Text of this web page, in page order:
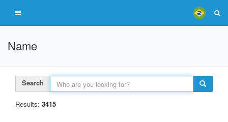
Name
Search
Results: 3415